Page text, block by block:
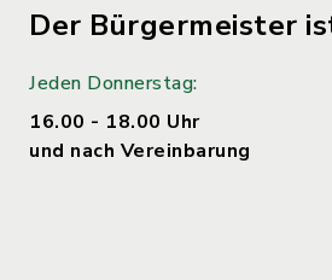
Der Bürgermeister
Jeden Donnerstag:
16.00 - 18.00 Uhr
und nach Vereinbarung